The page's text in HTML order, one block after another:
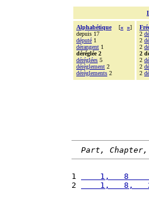
Alphabétique [« »]
depuis 17
député 1
dérangent 1
déréglée 2
déréglées 5
dérèglement 2
dérèglements 2
2
2
2
2
2
2
2
Part,
1
    1,   8
2
1,   8,